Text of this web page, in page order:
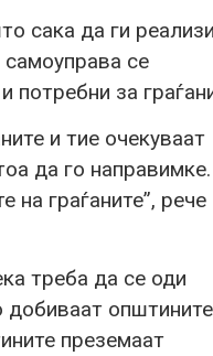
сака да ги
се
потребни за
и тие очекуваат
да го направимке.
граѓаните”, рече
треба да се оди
добиваат општините
преземаат